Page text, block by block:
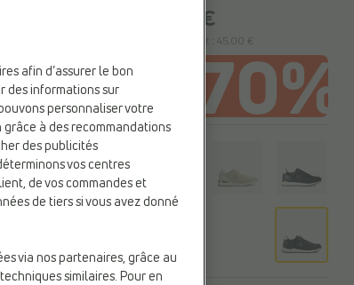
45,00 €
45,00 €
Couleur
Bleu
afin d’assurer le bon
des informations sur
personnaliser votre
à des recommandations
des publicités
vos centres
de vos commandes et
de tiers si vous avez donné
via nos partenaires, grâce au
similaires. Pour en